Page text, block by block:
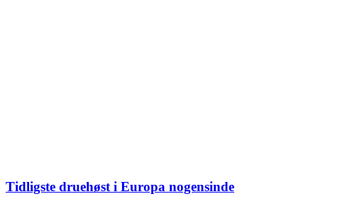
Tidligste druehøst i Europa nogensinde